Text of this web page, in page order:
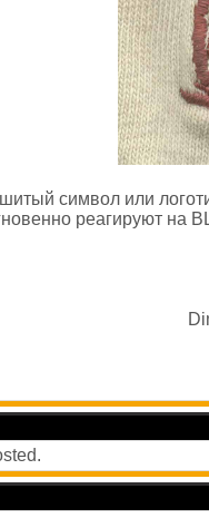
символ или
реагируют на